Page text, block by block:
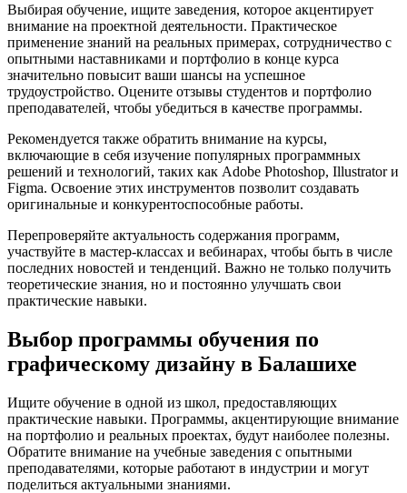
Выбирая обучение, ищите заведения, которое акцентирует
внимание на проектной деятельности. Практическое
применение знаний на реальных примерах, сотрудничество с
опытными наставниками и портфолио в конце курса
значительно повысит ваши шансы на успешное
трудоустройство. Оцените отзывы студентов и портфолио
преподавателей, чтобы убедиться в качестве программы.
Рекомендуется также обратить внимание на курсы,
включающие в себя изучение популярных программных
решений и технологий, таких как Adobe Photoshop, Illustrator и
Figma. Освоение этих инструментов позволит создавать
оригинальные и конкурентоспособные работы.
Перепроверяйте актуальность содержания программ,
участвуйте в мастер-классах и вебинарах, чтобы быть в числе
последних новостей и тенденций. Важно не только получить
теоретические знания, но и постоянно улучшать свои
практические навыки.
Выбор программы обучения по
графическому дизайну в Балашихе
Ищите обучение в одной из школ, предоставляющих
практические навыки. Программы, акцентирующие внимание
на портфолио и реальных проектах, будут наиболее полезны.
Обратите внимание на учебные заведения с опытными
преподавателями, которые работают в индустрии и могут
поделиться актуальными знаниями.